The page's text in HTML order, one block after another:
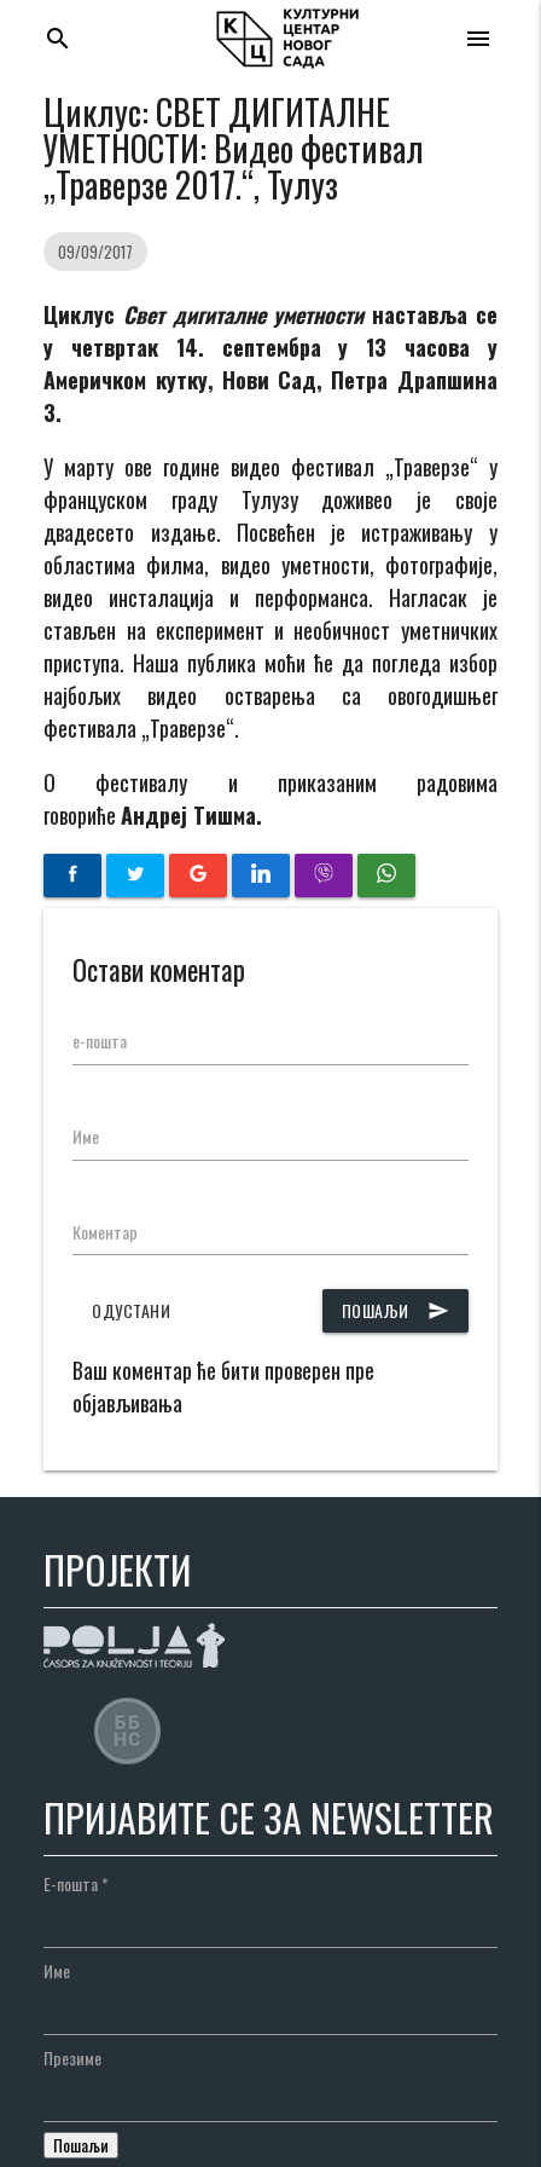
menu
search
Циклус: СВЕТ ДИГИТАЛНЕ
УМЕТНОСТИ: Видео фестивал
„Траверзе 2017.“, Тулуз
09/09/2017
Циклус Свет дигиталне уметностинаставља се
у четвртак 14. септембра у 13 часова у
Америчком кутку, Нови Сад, Петра Драпшина
3.
У марту ове године видео фестивал „Траверзе“ у
француском граду Тулузу доживео је своје
двадесето издање. Посвећен је истраживању у
областима филма, видео уметности, фотографије,
видео инсталација и перформанса. Нагласак је
стављен на експеримент и необичност уметничких
приступа. Наша публика моћи ће да погледа избор
најбољих видео остварења са овогодишњег
фестивала „Траверзе“.
О фестивалу и приказаним радовима
говорићеАндреј Тишма.
Остави коментар
е-пошта
Име
Коментар
ПОШАЉИ send
ОДУСТАНИ
Ваш коментар ће бити проверен пре
објављивања
ПРОЈЕКТИ
ПРИЈАВИТЕ СЕ ЗА NEWSLETTER
Е-пошта*
Име
Презиме